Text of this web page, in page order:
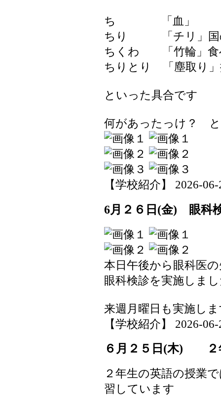
ち 「血」
ちり 「チリ」国
ちくわ 「竹輪」食
ちりとり 「塵取り」
といった具合です
何があったっけ？
【学校紹介】 2026-
6月２６日(金) 眼科
本日午後から眼科医
眼科検診を実施しま
来週月曜日も実施し
【学校紹介】 2026-
６月２５日(木) ２
２年生の英語の授業
習しています